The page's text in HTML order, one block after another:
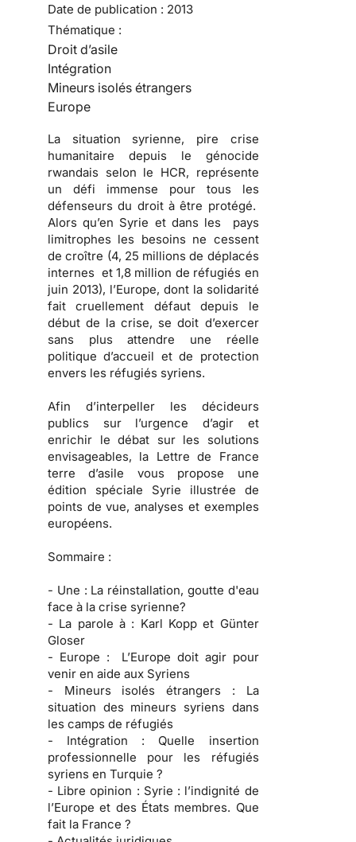
Date de publication : 2013
Thématique :
Droit d’asile
Intégration
Mineurs isolés étrangers
Europe
La situation syrienne, pire crise
humanitaire depuis le génocide
rwandais selon le HCR, représente
un défi immense pour tous les
défenseurs du droit à être protégé.
Alors qu’en Syrie et dans les pays
limitrophes les besoins ne cessent
de croître (4, 25 millions de déplacés
internes et 1,8 million de réfugiés en
juin 2013), l’Europe, dont la solidarité
fait cruellement défaut depuis le
début de la crise, se doit d’exercer
sans plus attendre une réelle
politique d’accueil et de protection
envers les réfugiés syriens.
Afin d’interpeller les décideurs
publics sur l’urgence d’agir et
enrichir le débat sur les solutions
envisageables, la Lettre de France
terre d’asile vous propose une
édition spéciale Syrie illustrée de
points de vue, analyses et exemples
européens.
Sommaire :
- Une : La réinstallation, goutte d'eau
face à la crise syrienne?
- La parole à : Karl Kopp et Günter
Gloser
- Europe : L’Europe doit agir pour
venir en aide aux Syriens
- Mineurs isolés étrangers : La
situation des mineurs syriens dans
les camps de réfugiés
- Intégration : Quelle insertion
professionnelle pour les réfugiés
syriens en Turquie ?
- Libre opinion : Syrie : l’indignité de
l’Europe et des États membres. Que
fait la France ?